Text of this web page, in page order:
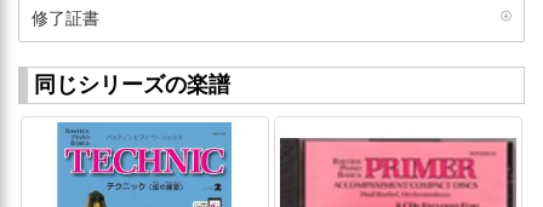
修了証書
同じシリーズの楽譜